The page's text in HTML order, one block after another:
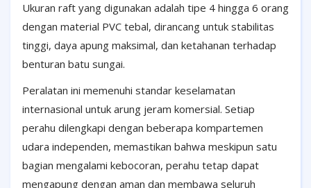
Ukuran raft yang digunakan adalah tipe 4 hingga 6 orang
dengan material PVC tebal, dirancang untuk stabilitas
tinggi, daya apung maksimal, dan ketahanan terhadap
benturan batu sungai.
Peralatan ini memenuhi standar keselamatan
internasional untuk arung jeram komersial. Setiap
perahu dilengkapi dengan beberapa kompartemen
udara independen, memastikan bahwa meskipun satu
bagian mengalami kebocoran, perahu tetap dapat
mengapung dengan aman dan membawa seluruh